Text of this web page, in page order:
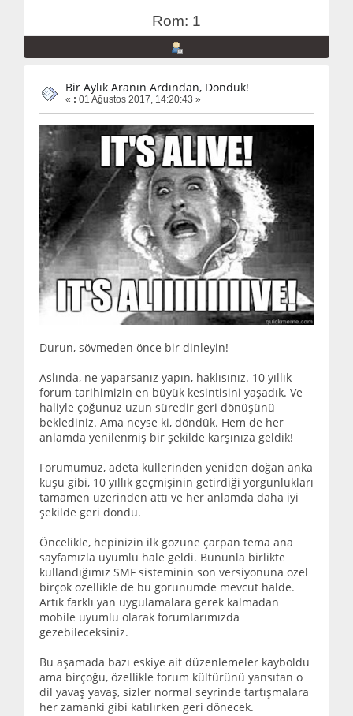
Rom: 1
Bir Aylık Aranın Ardından, Döndük!
« : 01 Ağustos 2017, 14:20:43 »
Durun, sövmeden önce bir dinleyin!
Aslında, ne yaparsanız yapın, haklısınız. 10 yıllık
forum tarihimizin en büyük kesintisini yaşadık. Ve
haliyle çoğunuz uzun süredir geri dönüşünü
beklediniz. Ama neyse ki, döndük. Hem de her
anlamda yenilenmiş bir şekilde karşınıza geldik!
Forumumuz, adeta küllerinden yeniden doğan anka
kuşu gibi, 10 yıllık geçmişinin getirdiği yorgunlukları
tamamen üzerinden attı ve her anlamda daha iyi
şekilde geri döndü.
Öncelikle, hepinizin ilk gözüne çarpan tema ana
sayfamızla uyumlu hale geldi. Bununla birlikte
kullandığımız SMF sisteminin son versiyonuna özel
birçok özellikle de bu görünümde mevcut halde.
Artık farklı yan uygulamalara gerek kalmadan
mobile uyumlu olarak forumlarımızda
gezebileceksiniz.
Bu aşamada bazı eskiye ait düzenlemeler kayboldu
ama birçoğu, özellikle forum kültürünü yansıtan o
dil yavaş yavaş, sizler normal seyrinde tartışmalara
her zamanki gibi katılırken geri dönecek.